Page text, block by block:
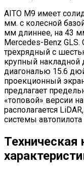
AITO M9 имеет
мм. с колесной
мм длиннее, на 43
Mercedes-Benz GLS.
трехрядный с
крупный накладной
диагональю 15.6
проекционный
предлагает
«топовой» версии
располагается
системы автопилота
Техническая